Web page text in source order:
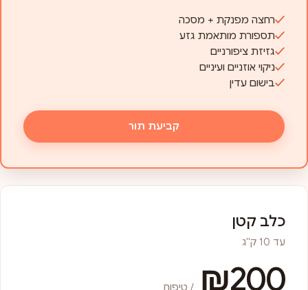
כלב קטן
עד 10 ק"ג
₪200 / טיפוח
רחצה מפנקת + מסכה
תספורת מותאמת גזע
גזיזת ציפורניים
ניקוי אוזניים ועיניים
בישום עדין
קביעת תור